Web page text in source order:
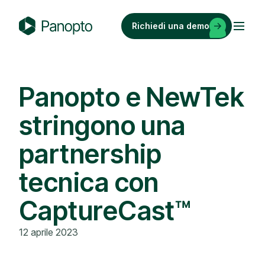
o
p
o
Richiedi una demo
Panopto e NewTek
stringono una
partnership
tecnica con
CaptureCast™
12 aprile 2023